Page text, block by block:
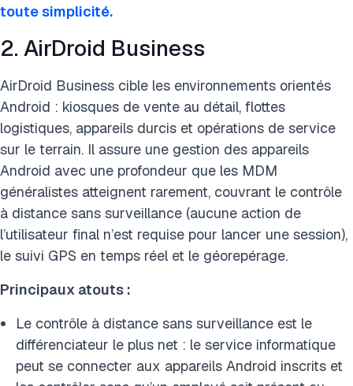
toute simplicité.
2. AirDroid Business
AirDroid Business cible les environnements orientés
Android : kiosques de vente au détail, flottes
logistiques, appareils durcis et opérations de service
sur le terrain. Il assure une gestion des appareils
Android avec une profondeur que les MDM
généralistes atteignent rarement, couvrant le contrôle
à distance sans surveillance (aucune action de
l’utilisateur final n’est requise pour lancer une session),
le suivi GPS en temps réel et le géorepérage.
Principaux atouts :
Le contrôle à distance sans surveillance est le
différenciateur le plus net : le service informatique
peut se connecter aux appareils Android inscrits et